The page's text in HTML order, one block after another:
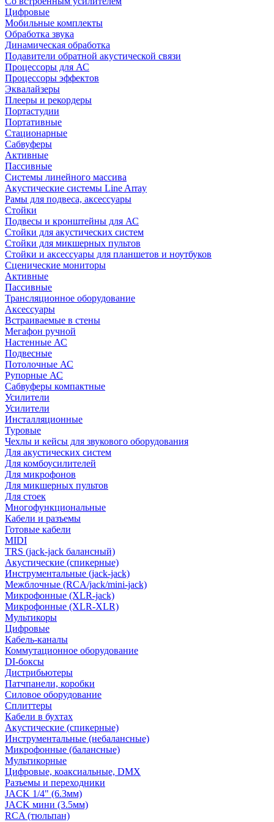
Цифровые
Мобильные комплекты
Обработка звука
Динамическая обработка
Подавители обратной акустической связи
Процессоры для АС
Процессоры эффектов
Эквалайзеры
Плееры и рекордеры
Портастудии
Портативные
Стационарные
Сабвуферы
Активные
Пассивные
Системы линейного массива
Акустические системы Line Array
Рамы для подвеса, аксессуары
Стойки
Подвесы и кронштейны для АС
Стойки для акустических систем
Стойки для микшерных пультов
Стойки и аксессуары для планшетов и ноутбуков
Сценические мониторы
Активные
Пассивные
Трансляционное оборудование
Аксессуары
Встраиваемые в стены
Мегафон ручной
Настенные АС
Подвесные
Потолочные АС
Рупорные АС
Сабвуферы компактные
Усилители
Усилители
Инсталляционные
Туровые
Чехлы и кейсы для звукового оборудования
Для акустических систем
Для комбоусилителей
Для микрофонов
Для микшерных пультов
Для стоек
Многофункциональные
Кабели и разъемы
Готовые кабели
MIDI
TRS (jack-jack балансный)
Акустические (спикерные)
Инструментальные (jack-jack)
Межблочные (RCA/jack/mini-jack)
Микрофонные (XLR-jack)
Микрофонные (XLR-XLR)
Мультикоры
Цифровые
Кабель-каналы
Коммутационное оборудование
DI-боксы
Дистрибьютеры
Патчпанели, коробки
Силовое оборудование
Сплиттеры
Кабели в бухтах
Акустические (спикерные)
Инструментальные (небалансные)
Микрофонные (балансные)
Мультикорные
Цифровые, коаксиальные, DMX
Разъемы и переходники
JACK 1/4" (6.3мм)
JACK мини (3.5мм)
RCA (тюльпан)